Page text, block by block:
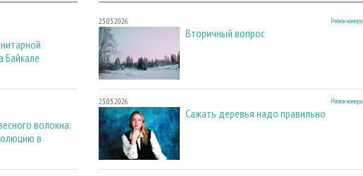
Байкале
волокна:
в
23.03.2026 Регион номера
Вторичный вопрос
23.03.2026 Регион номера
Сажать деревья надо правильно